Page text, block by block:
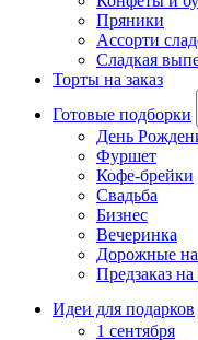
Пряники
Ассорти
Сладкая
Торты на заказ
Готовые подборки
День
Фуршет
Кофе-брейки
Свадьба
Бизнес
Вечеринка
Дорожные
Предзаказ
Идеи для подарков
1 сентября